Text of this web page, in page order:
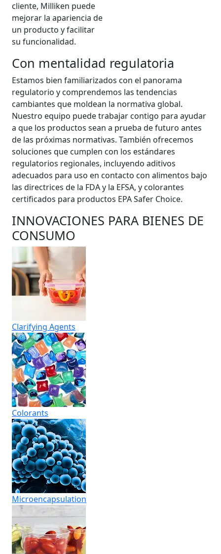
cliente, Milliken puede
mejorar la apariencia de
un producto y facilitar
su funcionalidad.
Con mentalidad regulatoria
Estamos bien familiarizados con el panorama
regulatorio y comprendemos las tendencias
cambiantes que moldean la normativa global.
Nuestro equipo puede trabajar contigo para ayudar
a que los productos sean a prueba de futuro antes
de las próximas normativas. También ofrecemos
soluciones que cumplen con los estándares
regulatorios regionales, incluyendo aditivos
adecuados para uso en contacto con alimentos bajo
las directrices de la FDA y la EFSA, y colorantes
certificados para productos EPA Safer Choice.
INNOVACIONES PARA BIENES DE
CONSUMO
Clarifying Agents
Colorants
Micro­encapsulation